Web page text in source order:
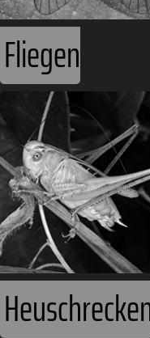
Heuschrecken